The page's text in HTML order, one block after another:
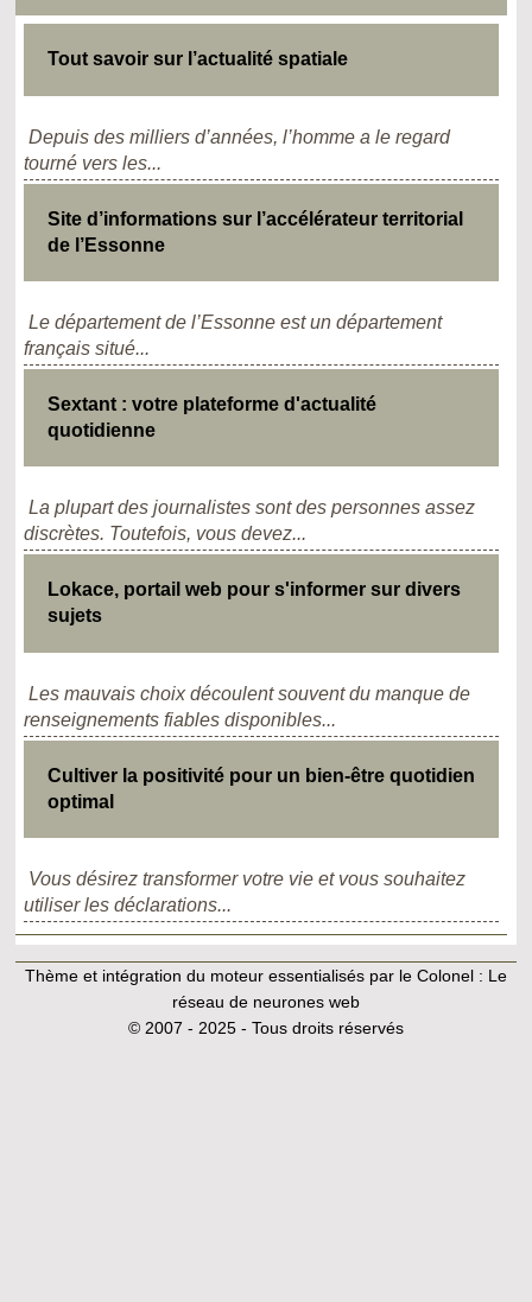
Tout savoir sur l’actualité spatiale
Depuis des milliers d’années, l’homme a le regard
tourné vers les...
Site d’informations sur l’accélérateur territorial
de l’Essonne
Le département de l’Essonne est un département
français situé...
Sextant : votre plateforme d'actualité
quotidienne
La plupart des journalistes sont des personnes assez
discrètes. Toutefois, vous devez...
Lokace, portail web pour s'informer sur divers
sujets
Les mauvais choix découlent souvent du manque de
renseignements fiables disponibles...
Cultiver la positivité pour un bien-être quotidien
optimal
Vous désirez transformer votre vie et vous souhaitez
utiliser les déclarations...
Thème et intégration du moteur essentialisés par le Colonel : Le
réseau de neurones web
© 2007 - 2025 - Tous droits réservés